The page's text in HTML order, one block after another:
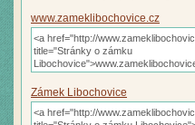
www.zameklibochovice.cz
Zámek Libochovice